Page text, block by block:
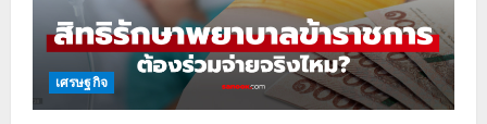
เศรษฐกิจ